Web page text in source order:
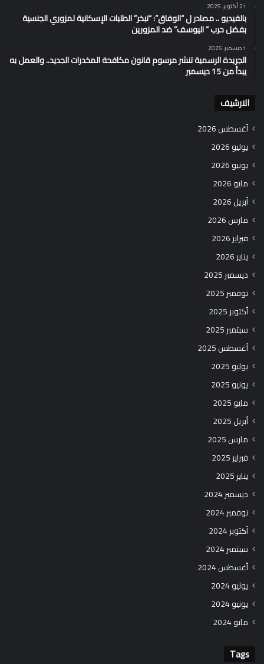
21 أكتوبر، 2025
بالفيديو .. مصادر ل “الوفاق”: “تبخر” الطلبات الإسكانية لمزوري الجنسية
بفضل حرب ” اليوسف” ضد المزورين
1 ديسمبر، 2025
الجريدة الرسمية تنشر مرسوم قانون مكافحة المخدرات الجديد.. والعمل به
يبدأ من 15 ديسمبر
الارشيف
أغسطس 2026
يوليو 2026
يونيو 2026
مايو 2026
أبريل 2026
مارس 2026
فبراير 2026
يناير 2026
ديسمبر 2025
نوفمبر 2025
أكتوبر 2025
سبتمبر 2025
أغسطس 2025
يوليو 2025
يونيو 2025
مايو 2025
أبريل 2025
مارس 2025
فبراير 2025
يناير 2025
ديسمبر 2024
نوفمبر 2024
أكتوبر 2024
سبتمبر 2024
أغسطس 2024
يوليو 2024
يونيو 2024
مايو 2024
Tags